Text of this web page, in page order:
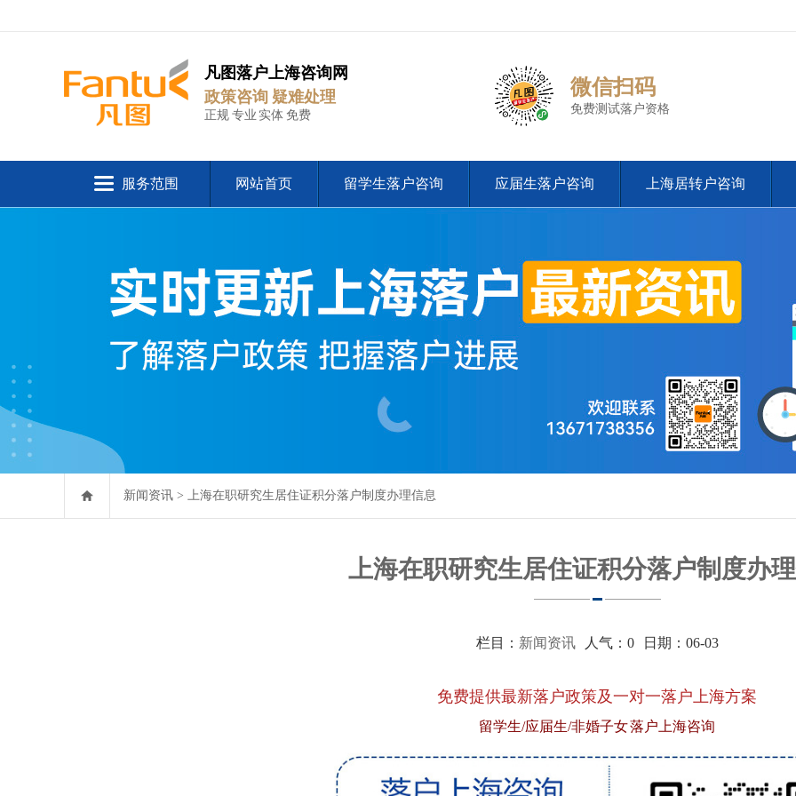
凡图落户上海咨询网
政策咨询 疑难处理
正规 专业 实体 免费
微信扫码
免费测试落户资格
服务范围 网站首页 留学生落户咨询 应届生落户咨询 上海居转户咨询
新闻资讯 > 上海在职研究生居住证积分落户制度办理信息
上海在职研究生居住证积分落户制度办
栏目： 新闻资讯人气： 0日期：06-03
免费提供最新落户政策及一对一落户上海方案
留学生/应届生/非婚子女 落户上海咨询